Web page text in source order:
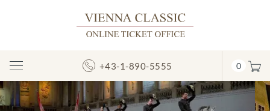
Mostrar/ocultar
la
navegación
+43-1-890-5555 0